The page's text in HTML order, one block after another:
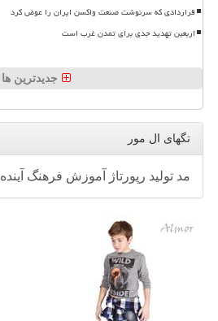
قراردادی که سرنوشت صنعت واکسن ایران را عوض کرد
اربعین تهدید جدی برای تمدن غرب است
جدیدترین ها
تگهای ال مور
مد تولید رپورتاژ آموزش فرهنگ آینده